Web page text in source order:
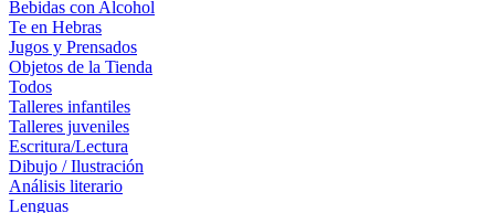
Bebidas con Alcohol
Te en Hebras
Jugos y Prensados
Objetos de la Tienda
Todos
Talleres infantiles
Talleres juveniles
Escritura/Lectura
Dibujo / Ilustración
Análisis literario
Lenguas